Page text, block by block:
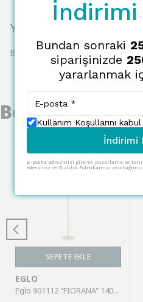
Yorumlar
Bu ürün için henüz yorum
Benzer Ürünler
SEPETE EKLE
EGLO
Eglo 901112 "FIORANA" 140,5 Cm Yüksekliğinde Çelik Köşe Lambası Lambader
İndirimi
Bundan sonraki
siparişinizde
yararlanmak
Kullanım Koşullarını
İndirimi
E-posta adresinizi girerek pazarlama ve
edersiniz ve Gizlilik Politikamızı